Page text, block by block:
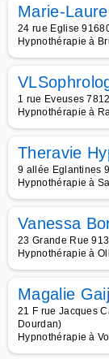
Marie-
24 rue Eglise
Hypnothérapie à
1 rue Eveuses
Hypnothérapie à
Theravie
9 allée Eglantines
Hypnothérapie à
Vanessa
23 Grande Rue
Hypnothérapie à
Magalie
21 F rue Jacques
Dourdan)
Hypnothérapie à